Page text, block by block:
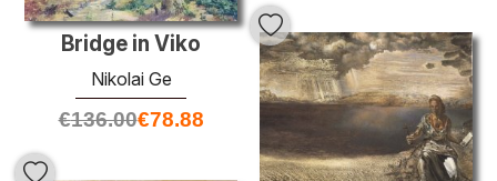
Bridge in Viko
Nikolai Ge
€136.00€78.88